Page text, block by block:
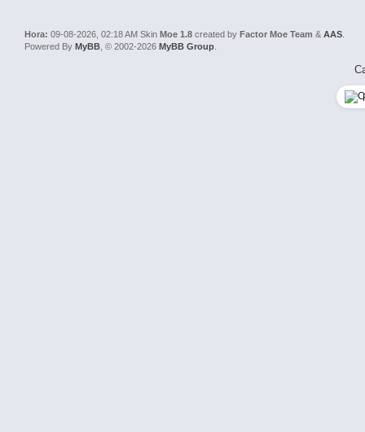
Hora: 09-08-2026, 02:18 AMSkin Moe 1.8 created by Factor Moe Team &AAS
Powered By MyBB , © 2002-2026 MyBB Group